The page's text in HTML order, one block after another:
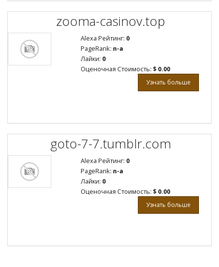
zooma-casinov.top
Alexa Рейтинг: 0
PageRank: n-a
Лайки: 0
Оценочная Стоимость: $ 0.00
Узнать больше
goto-7-7.tumblr.com
Alexa Рейтинг: 0
PageRank: n-a
Лайки: 0
Оценочная Стоимость: $ 0.00
Узнать больше